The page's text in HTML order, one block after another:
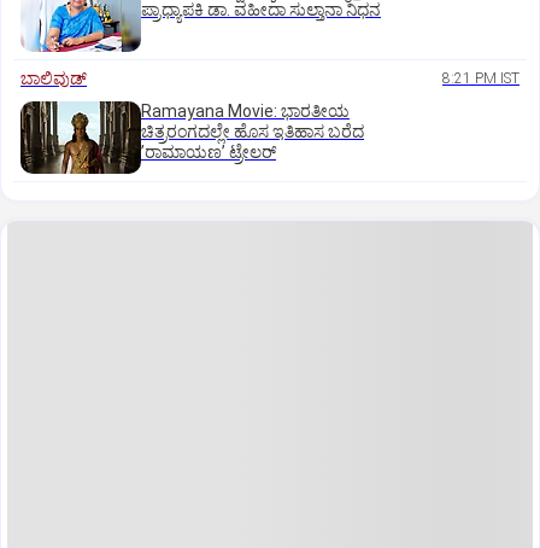
ಪ್ರಾಧ್ಯಾಪಕಿ ಡಾ. ವಹೀದಾ ಸುಲ್ತಾನಾ ನಿಧನ
ಬಾಲಿವುಡ್‌ 8:21 PM IST
Ramayana Movie: ಭಾರತೀಯ
ಚಿತ್ರರಂಗದಲ್ಲೇ ಹೊಸ ಇತಿಹಾಸ ಬರೆದ
ʼರಾಮಾಯಣʼ ಟ್ರೇಲರ್